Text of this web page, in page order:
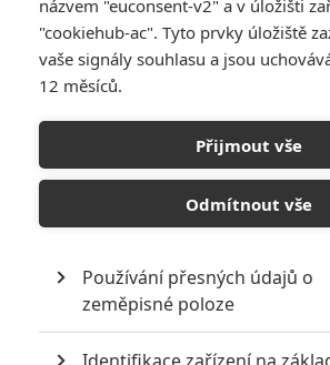
Nemáte na FandimeFilmu.cz uživatelský
registraci .
Zapomněli jste heslo? Pomůžeme Vám ho
názvem "euconsent-v2" a v úložišti
"cookiehub-ac". Tyto prvky úložiště
vaše signály souhlasu a jsou
12 měsíců.
Přijmout vše
Odmítnout vše
Používání přesných údajů o
zeměpisné poloze